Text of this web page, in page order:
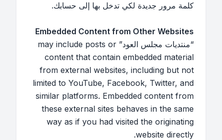
كلمة مرور جديدة لكي تدخل بها إلى حسابك.
Embedded Content from Other Websites
“منتديات مجلس العود” may include posts or
content that contain embedded material
from external websites, including but not
limited to YouTube, Facebook, Twitter, and
similar platforms. Embedded content from
these external sites behaves in the same
way as if you had visited the originating
website directly.